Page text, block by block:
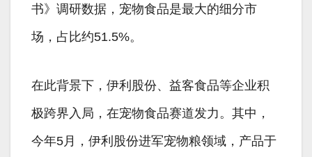
书》调研数据，宠物食品是最大的细分市
场，占比约51.5%。
在此背景下，伊利股份、益客食品等企业积
极跨界入局，在宠物食品赛道发力。其中，
今年5月，伊利股份进军宠物粮领域，产品于